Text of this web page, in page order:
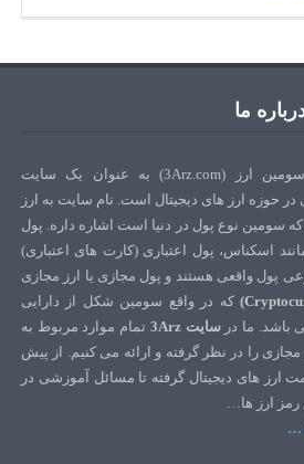
ما
سایت سومین ارز (3Arz.com) به عنوان یک سایت
حوزه ارز های دیجیتال است. نام سایت به ارز
که سومین نوع پول در دنیا است اشاره داره. پول
اسکناس، پول اعتباری (کارت های اعتباری)
پول واقعی هستند و پول مجازی یا ارز مجازی
که در واقع سومین شکل از دارایی
باشد. ما درسایت 3Arz
تمام موارد مربوط به
مجازی را در نظر گرفته و ارائه می کنیم. از پیش
ارز های دیجیتال گرفته تا مسائل آموزشی در
ارز ها…
…